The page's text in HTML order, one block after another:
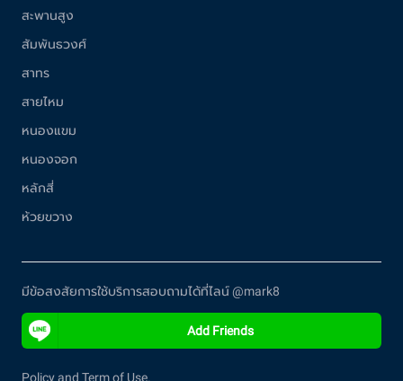
สะพานสูง
สัมพันธวงศ์
สาทร
สายไหม
หนองแขม
หนองจอก
หลักสี่
ห้วยขวาง
Policy and Term of Use.
มีข้อสงสัยการใช้บริการสอบถามได้ที่ไลน์ @mark8
Add Friends